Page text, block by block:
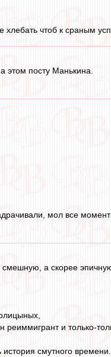
чтоб к сраным
этом посту Манькина.
мол все
а скорее
и только-
смутного времени.